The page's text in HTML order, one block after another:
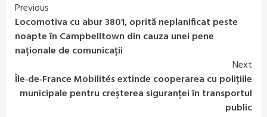
Continue
Reading
Previous
Locomotiva cu abur 3801, oprită neplanificat peste
noapte în Campbelltown din cauza unei pene
naționale de comunicații
Next
Île‑de‑France Mobilités extinde cooperarea cu polițiile
municipale pentru creșterea siguranței în transportul
public